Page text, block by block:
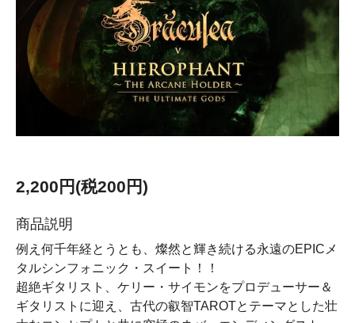
2,200円(税200円)
商品説明
例え何千年経とうとも、燦然と輝き続ける永遠のEPICメ
タルシンフォニック・スイート！！
超絶ギタリスト、ケリー・サイモンをプロデューサー＆
ギタリストに迎え、古代の叡智TAROTとテーマとした壮